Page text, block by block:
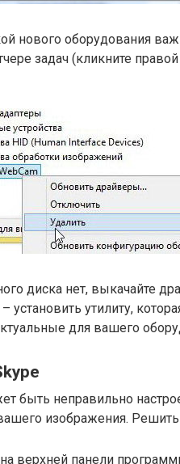
нового оборудования
задач (кликните
диска нет, выкачайте
установить утилиту,
для вашего
быть неправильно
изображения.
верхней панели